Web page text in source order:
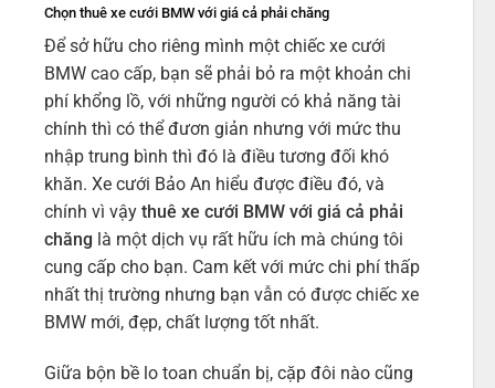
Chọn thuê xe cưới BMW với giá cả phải chăng
Để sở hữu cho riêng mình một chiếc xe cưới
BMW cao cấp, bạn sẽ phải bỏ ra một khoản chi
phí khổng lồ, với những người có khả năng tài
chính thì có thể đươn giản nhưng với mức thu
nhập trung bình thì đó là điều tương đối khó
khăn. Xe cưới Bảo An hiểu được điều đó, và
chính vì vậy thuê xe cưới BMW với giá cả phải
chăng là một dịch vụ rất hữu ích mà chúng tôi
cung cấp cho bạn. Cam kết với mức chi phí thấp
nhất thị trường nhưng bạn vẫn có được chiếc xe
BMW mới, đẹp, chất lượng tốt nhất.
Giữa bộn bề lo toan chuẩn bị, cặp đôi nào cũng